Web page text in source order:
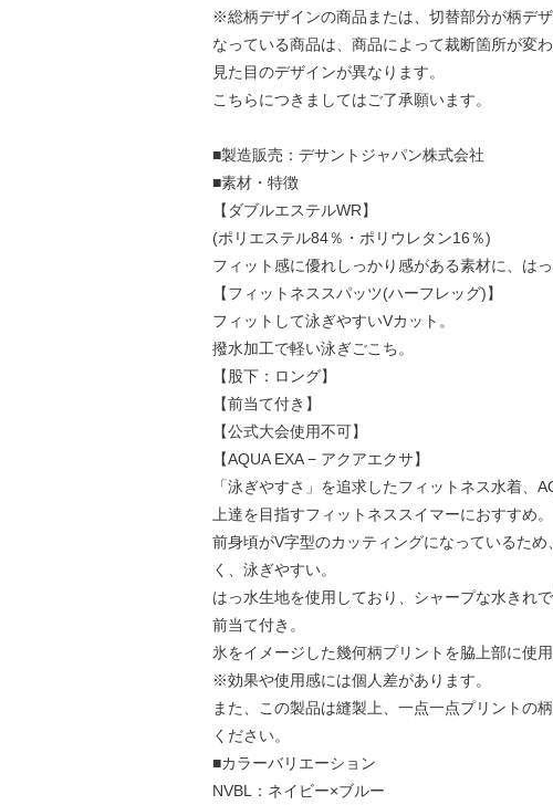
※総柄デザインの商品または、切替部分が柄デ
なっている商品は、商品によって裁断箇所が変わ
見た目のデザインが異なります。
こちらにつきましてはご了承願います。
■製造販売：デサントジャパン株式会社
■素材・特徴
【ダブルエステルWR】
(ポリエステル84％・ポリウレタン16％)
フィット感に優れしっかり感がある素材に、はっ
【フィットネススパッツ(ハーフレッグ)】
フィットして泳ぎやすいVカット。
撥水加工で軽い泳ぎごこち。
【股下：ロング】
【前当て付き】
【公式大会使用不可】
【AQUA EXA − アクアエクサ】
「泳ぎやすさ」を追求したフィットネス水着、
上達を目指すフィットネススイマーにおすすめ。
前身頃がV字型のカッティングになっているた
く、泳ぎやすい。
はっ水生地を使用しており、シャープな水きれ
前当て付き。
氷をイメージした幾何柄プリントを脇上部に使
※効果や使用感には個人差があります。
また、この製品は縫製上、一点一点プリントの
ください。
■カラーバリエーション
NVBL：ネイビー×ブルー